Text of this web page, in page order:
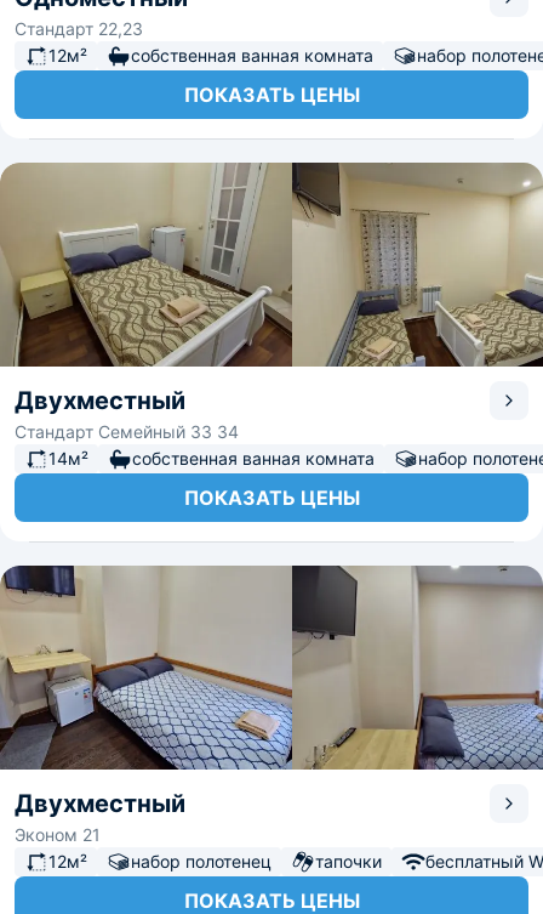
Стандарт 22,23
12м²
собственная ванная комната набор
ПОКАЗАТЬ ЦЕНЫ
Двухместный
Стандарт Семейный 33 34
14м²
собственная ванная комната набор
ПОКАЗАТЬ ЦЕНЫ
Двухместный
Эконом 21
12м²
набор полотенец тапочки бесплатный
ПОКАЗАТЬ ЦЕНЫ